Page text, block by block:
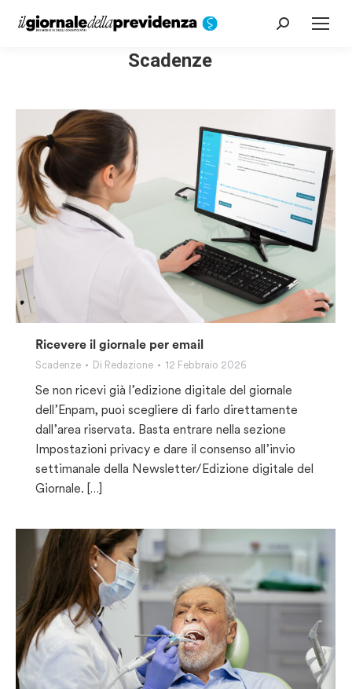
Cerca:
Scadenze
Ricevere il giornale per email
Scadenze Di Redazione 12 Febbraio 2026
Se non ricevi già l’edizione digitale del giornale
dell’Enpam, puoi scegliere di farlo direttamente
dall’area riservata. Basta entrare nella sezione
Impostazioni privacy e dare il consenso all’invio
settimanale della Newsletter/Edizione digitale del
Giornale. […]